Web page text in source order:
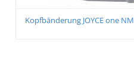
Maskenwulst one FFM